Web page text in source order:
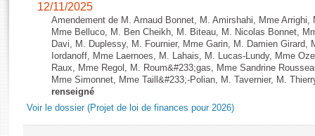
Rapports d'information
Rapports d'enquête
Rapports législatifs
Rapports sur l'application des lois
Baromètre de l’application des lois
Anciennes législatures
Liens vers les sites publics
12/11/2025
Amendement de M. Arnaud Bonnet, M. Amirshahi, Mme
Mme Belluco, M. Ben Cheikh, M. Biteau, M. Nicolas Bonnet,
Davi, M. Duplessy, M. Fournier, Mme Garin, M. Damien Girard,
Iordanoff, Mme Laernoes, M. Lahais, M. Lucas-Lundy, Mme
Raux, Mme Regol, M. Roum&#233;gas, Mme Sandrine
Mme Simonnet, Mme Taill&#233;-Polian, M. Tavernier, M.
renseigné
Voir le dossier (Projet de loi de finances pour 2026)